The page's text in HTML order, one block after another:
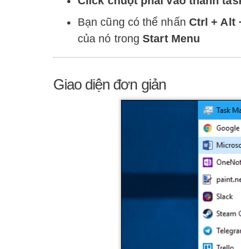
Bạn cũng có thể nhấn Ctrl + Alt
của nó trongStart Menu
Giao diện đơn giản